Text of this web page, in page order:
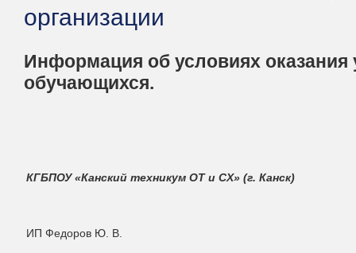
организации
Информация об условиях оказания
обучающихся.
КГБПОУ «Канский техникум ОТ и СХ» (г. Канск)
ИП Федоров Ю. В.